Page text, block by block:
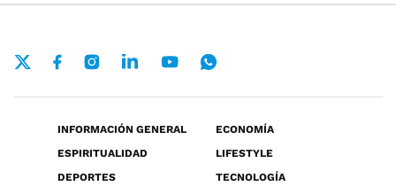
INFORMACIÓN GENERAL
ECONOMÍA
ESPIRITUALIDAD
LIFESTYLE
DEPORTES
TECNOLOGÍA